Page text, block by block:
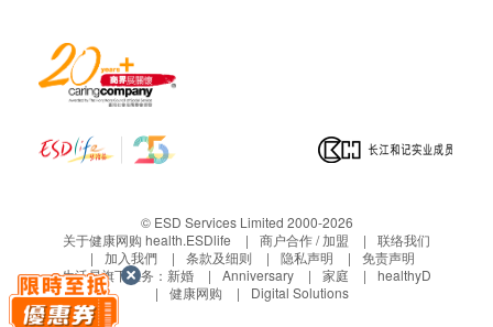
© ESD Services Limited 2000-2026
关于健康网购 health.ESDlife
商户合作 / 加盟
联络我们
加入我們
条款及细则 隐私声明
免责声明
生活易旗下业务： 新婚 Anniversary 家庭
healthyD
健康网购
Digital Solutions